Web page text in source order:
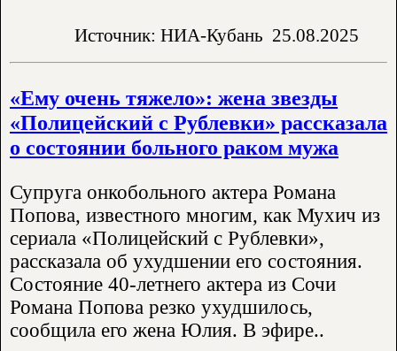
Источник: НИА-Кубань 25.08.2025
«Ему очень тяжело»: жена звезды
«Полицейский с Рублевки» рассказала
о состоянии больного раком мужа
Супруга онкобольного актера Романа
Попова, известного многим, как Мухич из
сериала «Полицейский с Рублевки»,
рассказала об ухудшении его состояния.
Состояние 40-летнего актера из Сочи
Романа Попова резко ухудшилось,
сообщила его жена Юлия. В эфире..